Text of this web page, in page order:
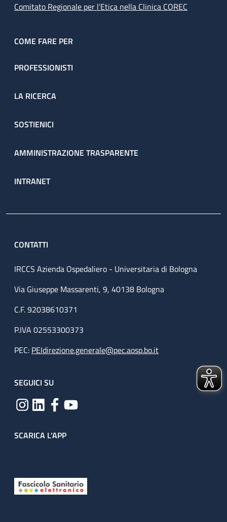
Comitato Regionale per l’Etica nella Clinica COREC
COME FARE PER
PROFESSIONISTI
LA RICERCA
SOSTIENICI
AMMINISTRAZIONE TRASPARENTE
INTRANET
CONTATTI
IRCCS Azienda Ospedaliero - Universitaria di Bologna
Via Giuseppe Massarenti, 9, 40138 Bologna
C.F. 92038610371
P.IVA 02553300373
PEC: PEIdirezione.generale@pec.aosp.bo.it
SEGUICI SU
SCARICA L'APP